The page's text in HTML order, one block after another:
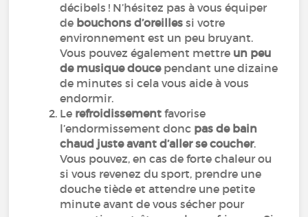
décibels ! N’hésitez pas à vous équiper
de bouchons d’oreilles si votre
environnement est un peu bruyant.
Vous pouvez également mettre un peu
de musique doucependant une dizaine
de minutes si cela vous aide à vous
endormir.
Le refroidissementfavorise
l’endormissement donc pas de bain
chaud juste avant d’aller se coucher.
Vous pouvez, en cas de forte chaleur ou
si vous revenez du sport, prendre une
douche tiède et attendre une petite
minute avant de vous sécher pour